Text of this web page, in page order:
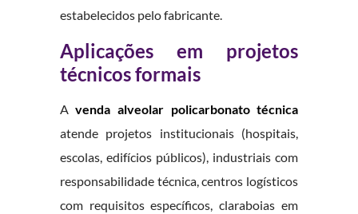
estabelecidos pelo fabricante.
Aplicações em projetos
técnicos formais
Avenda alveolar policarbonato técnica
atende projetos institucionais (hospitais,
escolas, edifícios públicos), industriais com
responsabilidade técnica, centros logísticos
com requisitos específicos, claraboias em